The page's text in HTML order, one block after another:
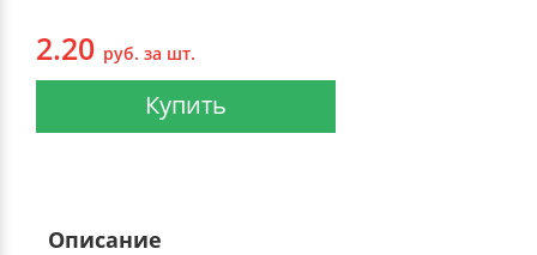
2.20 руб. за шт.
Купить
Описание